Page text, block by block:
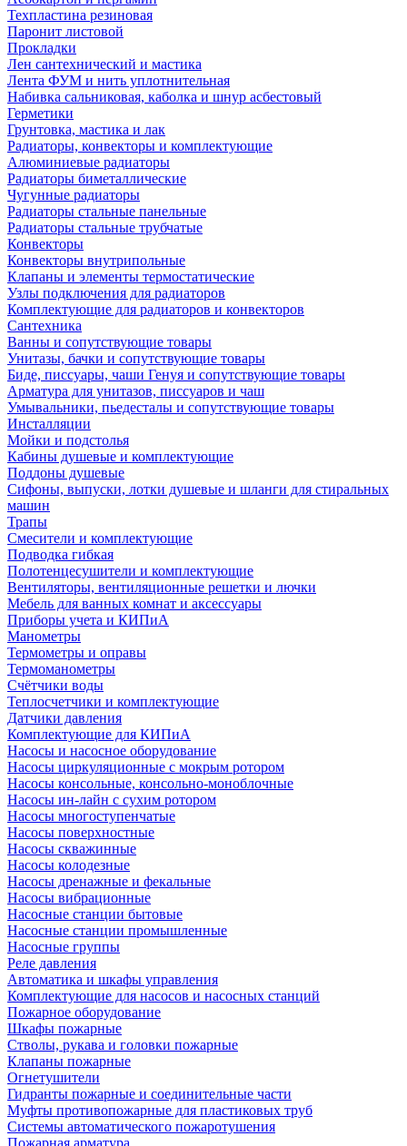
Техпластина резиновая
Паронит листовой
Прокладки
Лен сантехнический и мастика
Лента ФУМ и нить уплотнительная
Набивка сальниковая, каболка и шнур асбестовый
Герметики
Грунтовка, мастика и лак
Радиаторы, конвекторы и комплектующие
Алюминиевые радиаторы
Радиаторы биметаллические
Чугунные радиаторы
Радиаторы стальные панельные
Радиаторы стальные трубчатые
Конвекторы
Конвекторы внутрипольные
Клапаны и элементы термостатические
Узлы подключения для радиаторов
Комплектующие для радиаторов и конвекторов
Сантехника
Ванны и сопутствующие товары
Унитазы, бачки и сопутствующие товары
Биде, писсуары, чаши Генуя и сопутствующие товары
Арматура для унитазов, писсуаров и чаш
Умывальники, пьедесталы и сопутствующие товары
Инсталляции
Мойки и подстолья
Кабины душевые и комплектующие
Поддоны душевые
Сифоны, выпуски, лотки душевые и шланги для стиральных
машин
Трапы
Смесители и комплектующие
Подводка гибкая
Полотенцесушители и комплектующие
Вентиляторы, вентиляционные решетки и лючки
Мебель для ванных комнат и аксессуары
Приборы учета и КИПиА
Манометры
Термометры и оправы
Термоманометры
Счётчики воды
Теплосчетчики и комплектующие
Датчики давления
Комплектующие для КИПиА
Насосы и насосное оборудование
Насосы циркуляционные с мокрым ротором
Насосы консольные, консольно-моноблочные
Насосы ин-лайн с сухим ротором
Насосы многоступенчатые
Насосы поверхностные
Насосы скважинные
Насосы колодезные
Насосы дренажные и фекальные
Насосы вибрационные
Насосные станции бытовые
Насосные станции промышленные
Насосные группы
Реле давления
Автоматика и шкафы управления
Комплектующие для насосов и насосных станций
Пожарное оборудование
Шкафы пожарные
Стволы, рукава и головки пожарные
Клапаны пожарные
Огнетушители
Гидранты пожарные и соединительные части
Муфты противопожарные для пластиковых труб
Системы автоматического пожаротушения
Пожарная арматура